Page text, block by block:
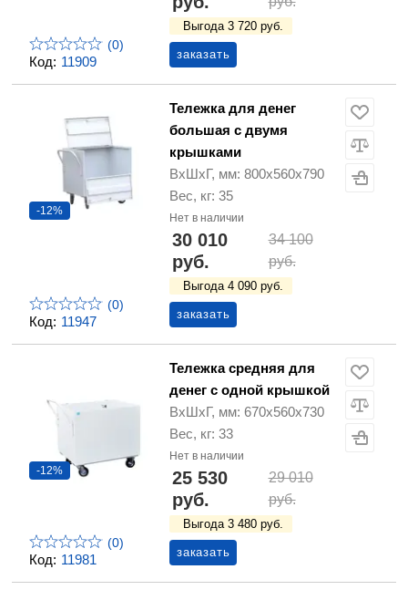
Код: 11909
(0)
Выгода 3 720 руб.
заказать
Код: 11947
-12%
(0)
Тележка для денег
большая с двумя
крышками
ВхШхГ, мм: 800х560х790
Вес, кг: 35
Нет в наличии
30 010
руб.
34 100
руб.
Выгода 4 090 руб.
заказать
Код: 11981
-12%
(0)
Тележка средняя для
денег с одной крышкой
ВхШхГ, мм: 670х560х730
Вес, кг: 33
Нет в наличии
25 530
руб.
29 010
руб.
Выгода 3 480 руб.
заказать